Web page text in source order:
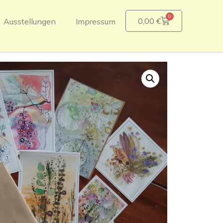
Ausstellungen Impressum 0,00 € 0